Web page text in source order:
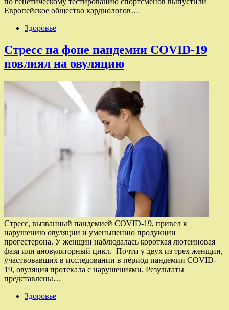
Европейское общество кардиологов…
Здоровье
Стресс на фоне пандемии COVID-19
повлиял на овуляцию
Стресс, вызванный пандемией COVID-19, привел к
нарушению овуляции и уменьшению продукции
прогестерона. У женщин наблюдалась короткая лютеиновая
фаза или ановуляторный цикл. Почти у двух из трех женщин,
участвовавших в исследовании в период пандемии COVID-
19, овуляция протекала с нарушениями. Результаты
представлены…
Здоровье